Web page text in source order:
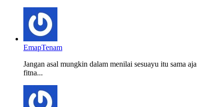
EmapTenam
Jangan asal mungkin dalam menilai sesuayu itu sama aja
fitna...